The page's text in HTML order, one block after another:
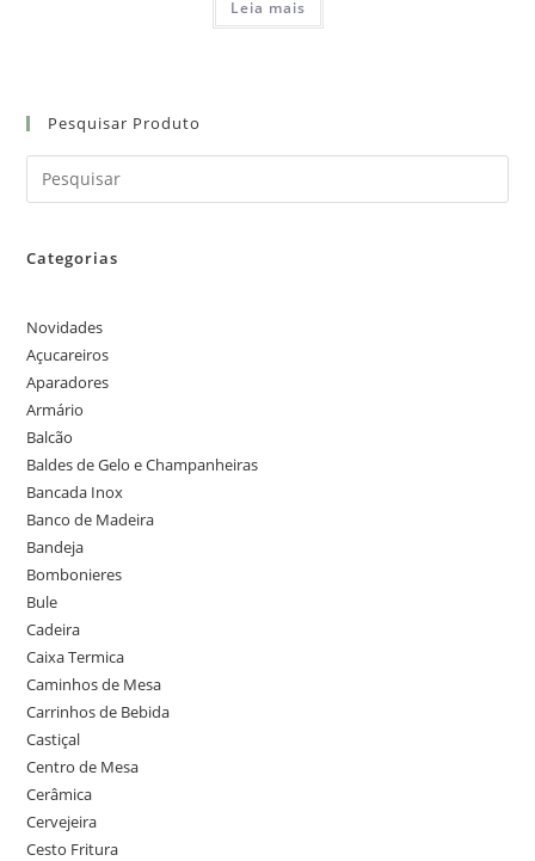
Leia mais
Pesquisar Produto
Categorias
Novidades
Açucareiros
Aparadores
Armário
Balcão
Baldes de Gelo e Champanheiras
Bancada Inox
Banco de Madeira
Bandeja
Bombonieres
Bule
Cadeira
Caixa Termica
Caminhos de Mesa
Carrinhos de Bebida
Castiçal
Centro de Mesa
Cerâmica
Cervejeira
Cesto Fritura